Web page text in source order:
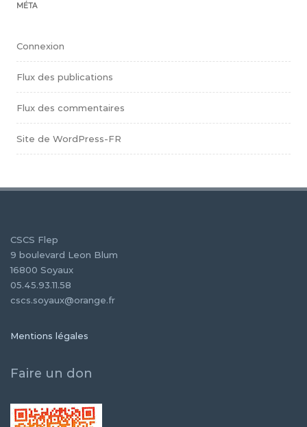
MÉTA
Connexion
Flux des publications
Flux des commentaires
Site de WordPress-FR
CSCS Flep
9 boulevard Leon Blum
16800 Soyaux
05.45.93.11.58
cscs.soyaux@orange.fr
Mentions légales
Faire un don